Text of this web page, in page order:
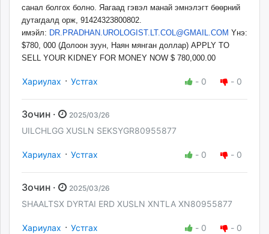
санал болгох болно. Яагаад гэвэл манай эмнэлэгт бөөрний
дутагдалд орж, 91424323800802.
имэйл: DR.PRADHAN.UROLOGIST.LT.COL@GMAIL.COM Yнэ:
$780, 000 (Долоон зуун, Наян мянган доллар) APPLY TO
SELL YOUR KIDNEY FOR MONEY NOW $ 780,000.00
Хариулах · Устгах - 0 - 0
Зочин · 2025/03/26
UILCHLGG XUSLN SEKSYGR80955877
Хариулах · Устгах - 0 - 0
Зочин · 2025/03/26
SHAALTSX DYRTAI ERD XUSLN XNTLA XN80955877
Хариулах · Устгах - 0 - 0